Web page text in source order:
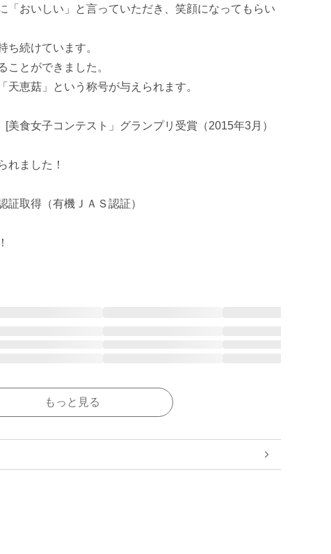
「おいしい」と言っていただき、笑顔になってもらい
ち続けています。
ことができました。
天恵菇」という称号が与えられます。
美食女子コンテスト」グランプリ受賞（2015年3月）
れました！
証取得（有機ＪＡＳ認証）
もっと見る